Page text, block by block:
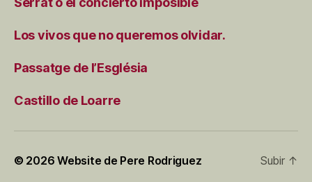
Los vivos que no queremos olvidar.
Passatge de l’Església
Castillo de Loarre
© 2026Website de Pere Rodriguez Subir ↑